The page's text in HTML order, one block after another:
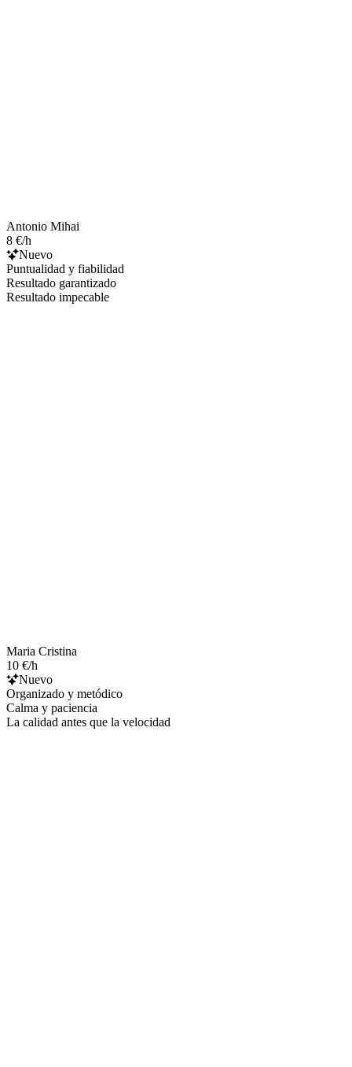
Antonio Mihai
8 €/h
Nuevo
Puntualidad y fiabilidad
Resultado garantizado
Resultado impecable
Maria Cristina
10 €/h
Nuevo
Organizado y metódico
Calma y paciencia
La calidad antes que la velocidad